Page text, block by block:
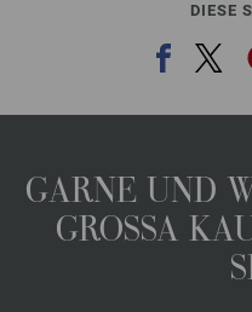
DIESE
GARNE UND
GROSSA